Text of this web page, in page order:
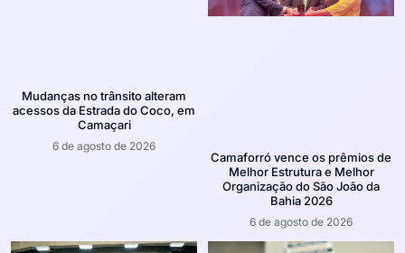
Mudanças no trânsito alteram
acessos da Estrada do Coco, em
Camaçari
6 de agosto de 2026
Camaforró vence os prêmios de
Melhor Estrutura e Melhor
Organização do São João da
Bahia 2026
6 de agosto de 2026